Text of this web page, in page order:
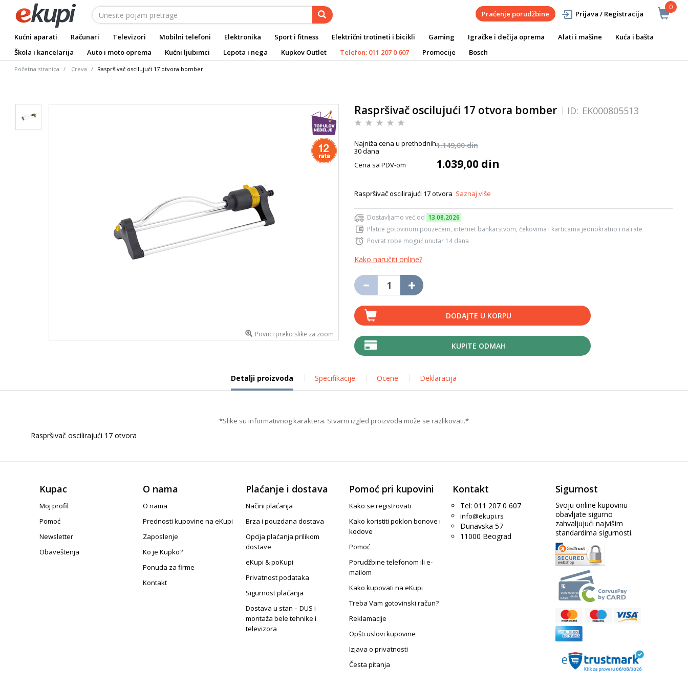
0
Praćenje porudžbine Prijava / Registracija
Kućni aparati Računari Televizori Mobilni telefoni Elektronika Sport i fitness Električni trotineti i bicikli Gaming Igračke i dečija oprema Alati i mašine
Kuća i bašta
Škola i kancelarija
Auto i moto oprema Kućni ljubimci Lepota i nega Kupkov Outlet Telefon: 011 207 0 607 Promocije Bosch
Početna stranica Creva Raspršivač oscilujući 17 otvora bomber
Povuci preko slike za zoom
Raspršivač oscilujući 17 otvora bomber ID: EK000805513
Najniža cena u prethodnih
30 dana
1.149,00 din
Cena sa PDV-om 1.039,00 din
Raspršivač oscilirajući 17 otvora Saznaj više
Dostavljamo već od 13.08.2026
Platite gotovinom pouzećem, internet bankarstvom, čekovima i karticama jednokratno i na rate
Povrat robe moguć unutar 14 dana
Kako naručiti online?
DODAJTE U KORPU
KUPITE ODMAH
Detalji proizvoda Specifikacije Ocene Deklaracija
*Slike su informativnog karaktera. Stvarni izgled proizvoda može se razlikovati.*
Raspršivač oscilirajući 17 otvora
Kupac
Moj profil
Pomoć
Newsletter
Obaveštenja
O nama
O nama
Prednosti kupovine na eKupi
Zaposlenje
Ko je Kupko?
Ponuda za firme
Kontakt
Plaćanje i dostava
Načini plaćanja
Brza i pouzdana dostava
Opcija plaćanja prilikom
dostave
eKupi & poKupi
Privatnost podataka
Sigurnost plaćanja
Dostava u stan – DUS i
montaža bele tehnike i
televizora
Pomoć pri kupovini
Kako se registrovati
Kako koristiti poklon bonove i
kodove
Pomoć
Porudžbine telefonom ili e-
mailom
Kako kupovati na eKupi
Treba Vam gotovinski račun?
Reklamacije
Opšti uslovi kupovine
Izjava o privatnosti
Česta pitanja
Kontakt
Tel: 011 207 0 607
info@ekupi.rs
Dunavska 57
11000 Beograd
Sigurnost
Svoju online kupovinu
obavljate sigurno
zahvaljujući najvišim
standardima sigurnosti.